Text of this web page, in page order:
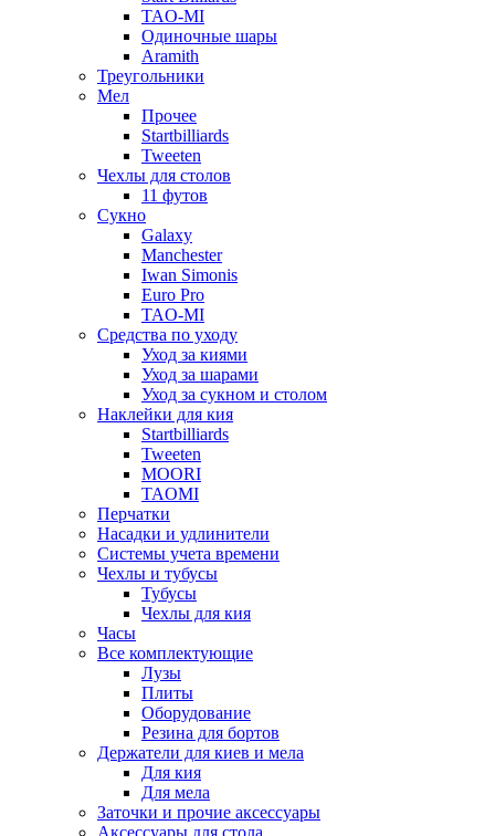
TAO-MI
Одиночные шары
Aramith
Треугольники
Мел
Прочее
Startbilliards
Tweeten
Чехлы для столов
11 футов
Сукно
Galaxy
Manchester
Iwan Simonis
Euro Pro
TAO-MI
Средства по уходу
Уход за киями
Уход за шарами
Уход за сукном и столом
Наклейки для кия
Startbilliards
Tweeten
MOORI
TAOMI
Перчатки
Насадки и удлинители
Системы учета времени
Чехлы и тубусы
Тубусы
Чехлы для кия
Часы
Все комплектующие
Лузы
Плиты
Оборудование
Резина для бортов
Держатели для киев и мела
Для кия
Для мела
Заточки и прочие аксессуары